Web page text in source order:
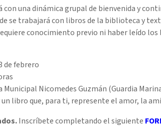
con una dinámica grupal de bienvenida y
se trabajará con libros de la biblioteca y
conocimiento previo ni haber leído
de febrero
Nicomedes Guzmán (Guardia
un libro que, para ti, represente el amor, la
Inscríbete completando el siguiente